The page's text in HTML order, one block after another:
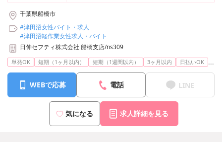
千葉県船橋市
#津田沼女性バイト・求人
#津田沼軽作業女性求人・バイト
日伸セフティ株式会社 船橋支店/ns309
単発OK 短期（1ヶ月以内） 短期（1週間以内） 3ヶ月以内 日払いOK ...
WEBで応募 電話 LINE
気になる 求人詳細を見る